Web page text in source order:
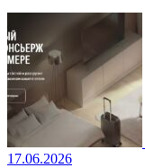
17.06.2026